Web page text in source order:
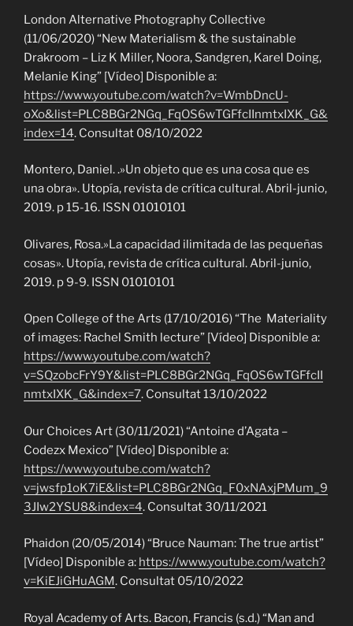
London Alternative Photography Collective
(11/06/2020) “New Materialism & the sustainable
Drakroom – Liz K Miller, Noora, Sandgren, Karel Doing,
Melanie King” [Vídeo] Disponible a:
https://www.youtube.com/watch?v=WmbDncU-
oXo&list=PLC8BGr2NGq_FqOS6wTGFfcIInmtxIXK_G&
index=14. Consultat 08/10/2022
Montero, Daniel. .»Un objeto que es una cosa que es
una obra». Utopía, revista de crítica cultural. Abril-junio,
2019. p 15-16. ISSN 01010101
Olivares, Rosa.»La capacidad ilimitada de las pequeñas
cosas». Utopía, revista de crítica cultural. Abril-junio,
2019. p 9-9. ISSN 01010101
Open College of the Arts (17/10/2016) “The Materiality
of images: Rachel Smith lecture” [Vídeo] Disponible a:
https://www.youtube.com/watch?
v=SQzobcFrY9Y&list=PLC8BGr2NGq_FqOS6wTGFfcII
nmtxIXK_G&index=7. Consultat 13/10/2022
Our Choices Art (30/11/2021) “Antoine d’Agata –
Codezx Mexico” [Vídeo] Disponible a:
https://www.youtube.com/watch?
v=jwsfp1oK7iE&list=PLC8BGr2NGq_F0xNAxjPMum_9
3JIw2YSU8&index=4. Consultat 30/11/2021
Phaidon (20/05/2014) “Bruce Nauman: The true artist”
[Vídeo] Disponible a: https://www.youtube.com/watch?
v=KiEJiGHuAGM. Consultat 05/10/2022
Royal Academy of Arts. Bacon, Francis (s.d.) “Man and